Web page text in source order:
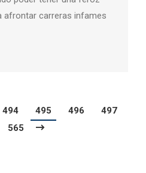
afrontar carreras infames
494 495 496
497
565